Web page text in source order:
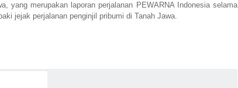
yang merupakan laporan perjalanan PEWARNA Indonesia selama
jejak perjalanan penginjil pribumi di Tanah Jawa.